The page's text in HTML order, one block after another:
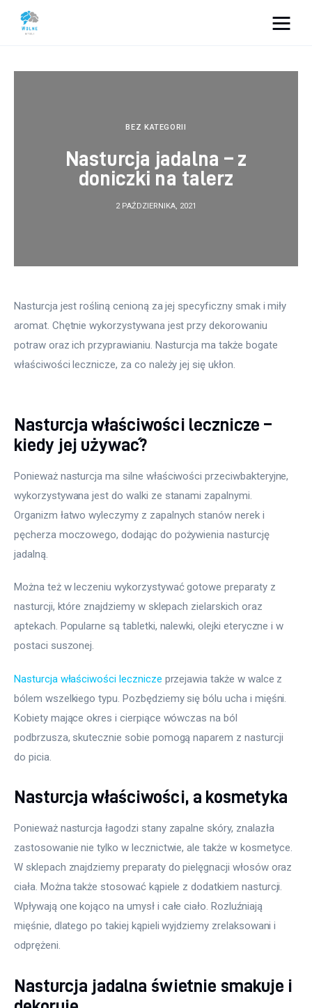
Dom i ogród
Więcej
BEZ KATEGORII
Nasturcja jadalna – z
doniczki na talerz
2 PAŹDZIERNIKA, 2021
Nasturcja jest rośliną cenioną za jej specyficzny smak i miły
aromat. Chętnie wykorzystywana jest przy dekorowaniu
potraw oraz ich przyprawianiu. Nasturcja ma także bogate
właściwości lecznicze, za co należy jej się ukłon.
Nasturcja właściwości lecznicze –
kiedy jej używać?
Ponieważ nasturcja ma silne właściwości przeciwbakteryjne,
wykorzystywana jest do walki ze stanami zapalnymi.
Organizm łatwo wyleczymy z zapalnych stanów nerek i
pęcherza moczowego, dodając do pożywienia nasturcję
jadalną.
Można też w leczeniu wykorzystywać gotowe preparaty z
nasturcji, które znajdziemy w sklepach zielarskich oraz
aptekach. Popularne są tabletki, nalewki, olejki eteryczne i w
postaci suszonej.
Nasturcja właściwości lecznicze przejawia także w walce z
bólem wszelkiego typu. Pozbędziemy się bólu ucha i mięśni.
Kobiety mające okres i cierpiące wówczas na ból
podbrzusza, skutecznie sobie pomogą naparem z nasturcji
do picia.
Nasturcja właściwości, a kosmetyka
Ponieważ nasturcja łagodzi stany zapalne skóry, znalazła
zastosowanie nie tylko w lecznictwie, ale także w kosmetyce.
W sklepach znajdziemy preparaty do pielęgnacji włosów oraz
ciała. Można także stosować kąpiele z dodatkiem nasturcji.
Wpływają one kojąco na umysł i całe ciało. Rozluźniają
mięśnie, dlatego po takiej kąpieli wyjdziemy zrelaksowani i
odprężeni.
Nasturcja jadalna świetnie smakuje i